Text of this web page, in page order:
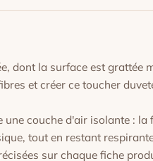
dont la surface est grattée
et créer ce toucher
une couche d'air isolante : la
tout en restant
sur chaque fiche